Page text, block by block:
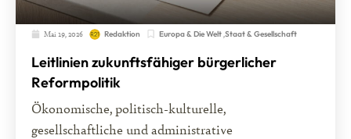
Mai 19, 2026 Redaktion Europa & Die Welt Staat & Gesellschaft
Leitlinien zukunftsfähiger bürgerlicher
Reformpolitik
Ökonomische, politisch-kulturelle,
gesellschaftliche und administrative